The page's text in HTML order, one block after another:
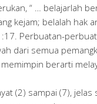
“ … belajarlah
kejam; belalah hak
Perbuatan-
dari semua
berarti
(2) sampai (7),